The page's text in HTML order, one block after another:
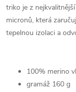
triko je z
micronů, která
tepelnou izolaci a
100% merino
gramáž 160 g